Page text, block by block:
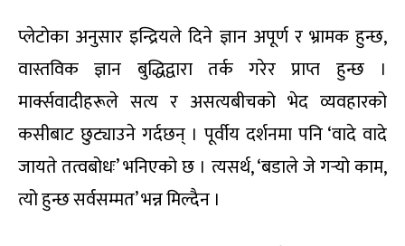
प्लेटोका अनुसार इन्द्रियले दिने ज्ञान अपूर्ण र भ्रामक हुन्छ,
वास्तविक ज्ञान बुद्धिद्वारा तर्क गरेर प्राप्त हुन्छ ।
मार्क्सवादीहरूले सत्य र असत्यबीचको भेद व्यवहारको
कसीबाट छुट्याउने गर्दछन् । पूर्वीय दर्शनमा पनि ‘वादे वादे
जायते तत्वबोधः’ भनिएको छ । त्यसर्थ, ‘बडाले जे गर्‍यो काम,
त्यो हुन्छ सर्वसम्मत’ भन्न मिल्दैन ।